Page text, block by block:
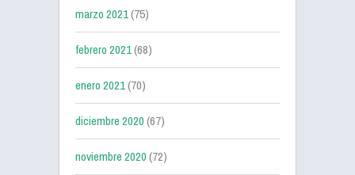
marzo 2021(75)
febrero 2021(68)
enero 2021(70)
diciembre 2020(67)
noviembre 2020(72)